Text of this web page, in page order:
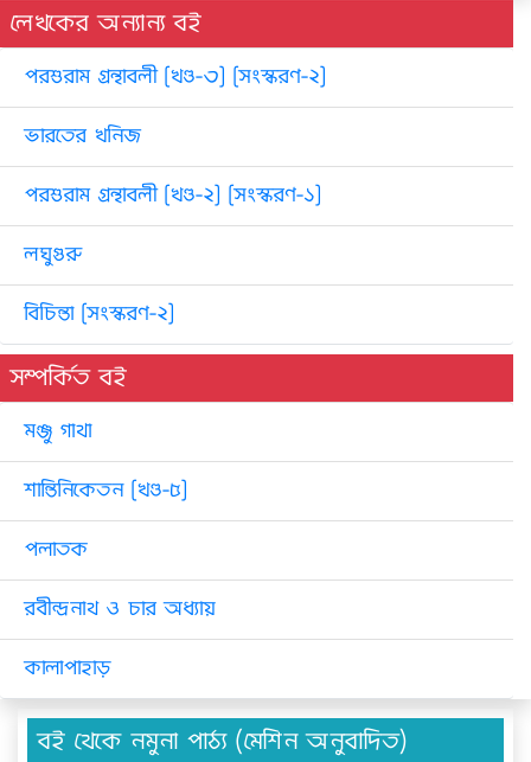
লেখকের অন্যান্য বই
পরশুরাম গ্রন্থাবলী [খণ্ড-৩] [সংস্করণ-২]
ভারতের খনিজ
পরশুরাম গ্রন্থাবলী [খণ্ড-২] [সংস্করণ-১]
লঘুগুরু
বিচিন্তা [সংস্করণ-২]
সম্পর্কিত বই
মঞ্জু গাথা
শান্তিনিকেতন [খণ্ড-৫]
পলাতক
রবীন্দ্রনাথ ও চার অধ্যায়
কালাপাহাড়
বই থেকে নমুনা পাঠ্য (মেশিন অনুবাদিত)